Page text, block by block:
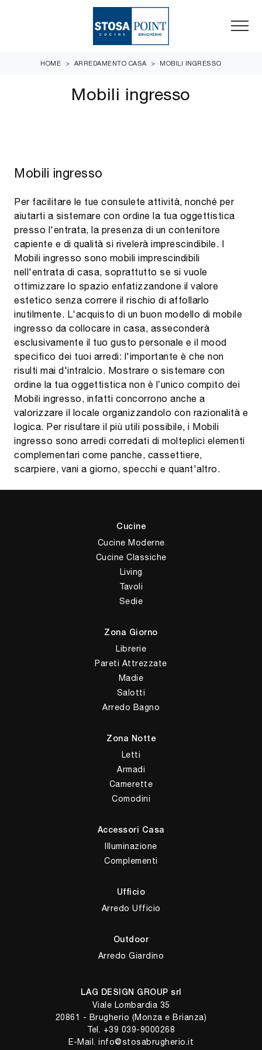
HOME > ARREDAMENTO CASA > MOBILI INGRESSO
Mobili ingresso
Mobili ingresso
Per facilitare le tue consulete attività, nonché per
aiutarti a sistemare con ordine la tua oggettistica
presso l'entrata, la presenza di un contenitore
capiente e di qualità si rivelerà imprescindibile. I
Mobili ingresso sono mobili imprescindibili
nell'entrata di casa, soprattutto se si vuole
ottimizzare lo spazio enfatizzandone il valore
estetico senza correre il rischio di affollarlo
inutilmente. L'acquisto di un buon modello di mobile
ingresso da collocare in casa, asseconderà
esclusivamente il tuo gusto personale e il mood
specifico dei tuoi arredi: l'importante è che non
risulti mai d'intralcio. Mostrare o sistemare con
ordine la tua oggettistica non è l’unico compito dei
Mobili ingresso, infatti concorrono anche a
valorizzare il locale organizzandolo con razionalità e
logica. Per risultare il più utili possibile, i Mobili
ingresso sono arredi corredati di molteplici elementi
complementari come panche, cassettiere,
scarpiere, vani a giorno, specchi e quant'altro.
Cucine
Cucine Moderne
Cucine Classiche
Living
Tavoli
Sedie
Zona Giorno
Librerie
Pareti Attrezzate
Madie
Salotti
Arredo Bagno
Zona Notte
Letti
Armadi
Camerette
Comodini
Accessori Casa
Illuminazione
Complementi
Ufficio
Arredo Ufficio
Outdoor
Arredo Giardino
LAG DESIGN GROUP srl
Viale Lombardia 35
20861 - Brugherio (Monza e Brianza)
Tel. +39 039-9000268
E-Mail. info@stosabrugherio.it